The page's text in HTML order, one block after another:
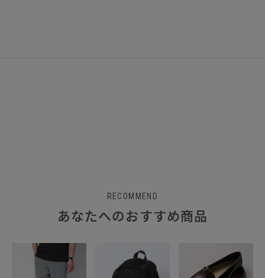
RECOMMEND
あなたへのおすすめ商品